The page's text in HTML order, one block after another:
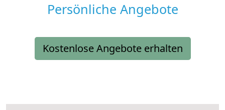
Persönliche Angebote
Kostenlose Angebote erhalten